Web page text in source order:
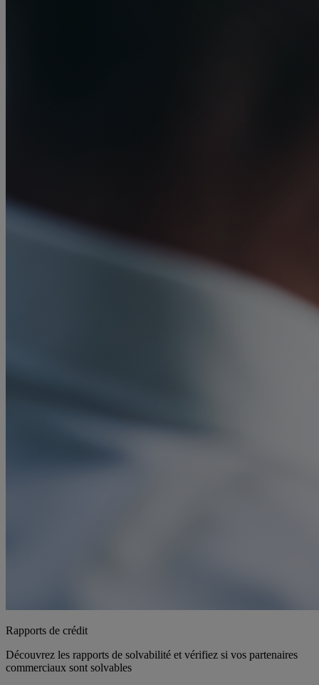
Rapports de crédit
Découvrez les rapports de solvabilité et vérifiez si vos partenaires
commerciaux sont solvables